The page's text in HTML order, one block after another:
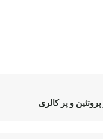
و پر کالری